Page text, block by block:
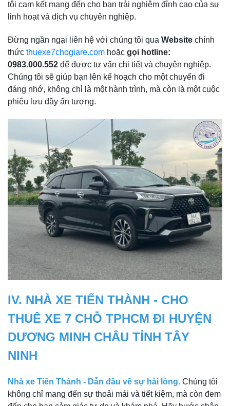
tôi cam kết mang đến cho bạn trải nghiệm đỉnh cao của sự
linh hoạt và dịch vụ chuyên nghiệp.
Đừng ngần ngại liên hệ với chúng tôi qua Website chính
thức thuexe7chogiare.com hoặc gọi hotline:
0983.000.552 để được tư vấn chi tiết và chuyên nghiệp.
Chúng tôi sẽ giúp bạn lên kế hoạch cho một chuyến đi
đáng nhớ, không chỉ là một hành trình, mà còn là một cuộc
phiêu lưu đầy ấn tượng.
IV. NHÀ XE TIẾN THÀNH - CHO
THUÊ XE 7 CHỖ TPHCM ĐI HUYỆN
DƯƠNG MINH CHÂU TỈNH TÂY
NINH
Nhà xe Tiến Thành - Dẫn đầu về sự hài lòng. Chúng tôi
không chỉ mang đến sự thoải mái và tiết kiệm, mà còn đem